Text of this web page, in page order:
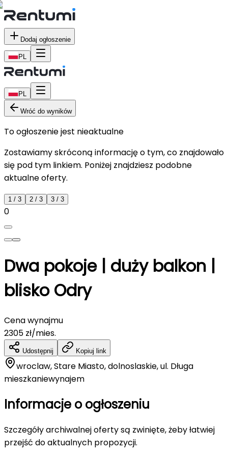
Dodaj ogłoszenie
PL
PL
Wróć do wyników
To ogłoszenie jest nieaktualne
Zostawiamy skróconą informację o tym, co znajdowało
się pod tym linkiem. Poniżej znajdziesz podobne
aktualne oferty.
1 / 3 2 / 3 3 / 3
0
Dwa pokoje | duży balkon |
blisko Odry
Cena wynajmu
2305 zł/mies.
Udostępnij Kopiuj link
wroclaw, Stare Miasto, dolnoslaskie, ul. Długa
mieszkaniewynajem
Informacje o ogłoszeniu
Szczegóły archiwalnej oferty są zwinięte, żeby łatwiej
przejść do aktualnych propozycji.